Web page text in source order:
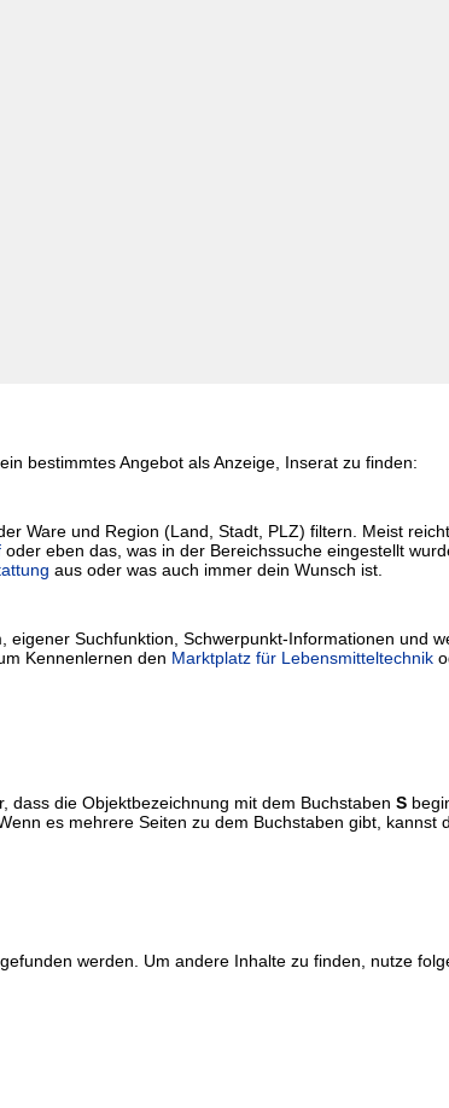
bestimmtes Angebot als Anzeige, Inserat zu finden:
Ware und Region (Land, Stadt, PLZ) filtern. Meist
oder eben das, was in der Bereichssuche eingestellt
aus oder was auch immer dein Wunsch ist.
Suchfunktion, Schwerpunkt-Informationen und
Kennenlernen den Marktplatz für Lebensmitteltechnik
dass die Objektbezeichnung mit dem Buchstaben S
es mehrere Seiten zu dem Buchstaben gibt,
werden. Um andere Inhalte zu finden, nutze